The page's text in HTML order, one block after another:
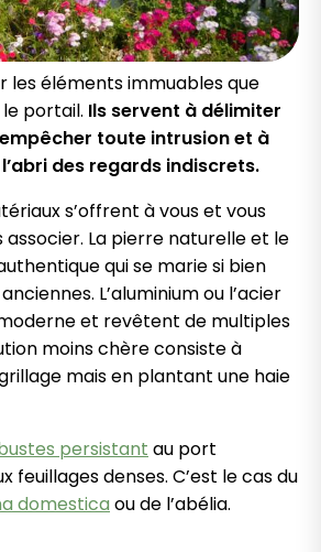
les éléments immuables que
portail. Ils servent à délimiter
toute intrusion et à
des regards indiscrets.
s’offrent à vous et vous
associer. La pierre naturelle et le
qui se marie si bien
L’aluminium ou l’acier
et revêtent de multiples
moins chère consiste à
mais en plantant une haie
persistant au port
feuillages denses. C’est le cas du
domestica ou de l’abélia.